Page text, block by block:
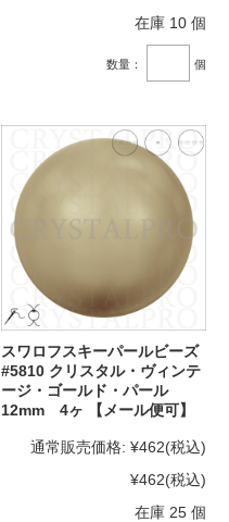
在庫 10 個
数量： 個
スワロフスキーパールビーズ
#5810 クリスタル・ヴィンテ
ージ・ゴールド・パール
12mm 4ヶ 【メール便可】
通常販売価格: ¥462(税込)
¥462(税込)
在庫 25 個